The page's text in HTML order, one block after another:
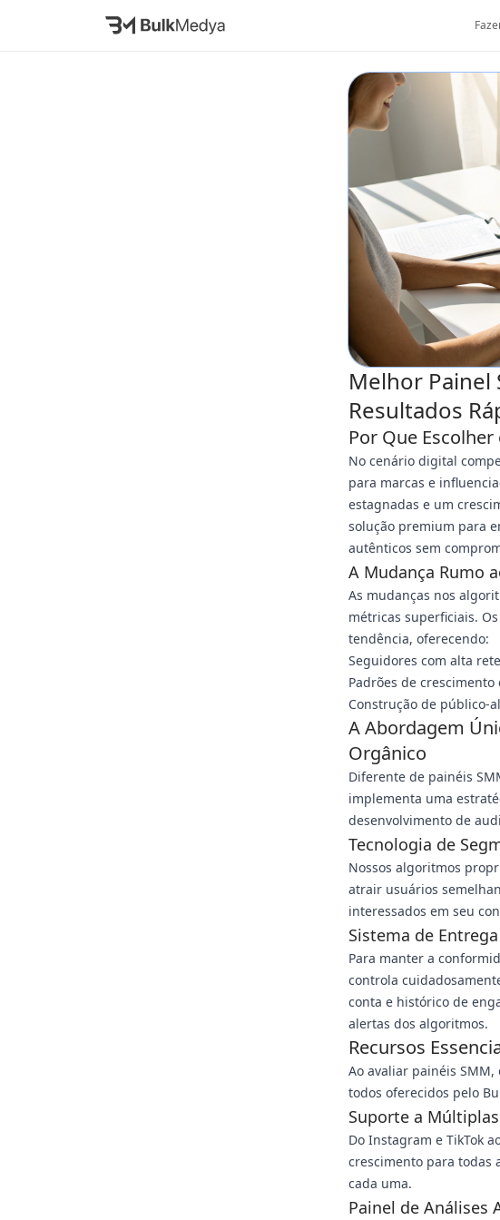
Melhor Painel
Resultados
Por Que
No cenário digital
para marcas e
estagnadas e um
solução premium para
autênticos sem
A Mudança Rumo
As mudanças nos
métricas superficiais.
tendência, oferecendo:
Seguidores com alta
Padrões de
Construção de público-
A Abordagem
Orgânico
Diferente de painéis
implementa uma
desenvolvimento de
Tecnologia de
Nossos algoritmos
atrair usuários
interessados em seu
Sistema de
Para manter a
controla
conta e histórico de
alertas dos algoritmos.
Recursos
Ao avaliar painéis
todos oferecidos pelo
Suporte a
Do Instagram e TikTok
crescimento para todas
cada uma.
Painel de Análises